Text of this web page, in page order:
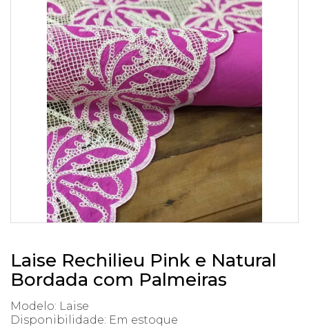
Laise Rechilieu Pink e Natural
Bordada com Palmeiras
Modelo: Laise
Disponibilidade: Em estoque